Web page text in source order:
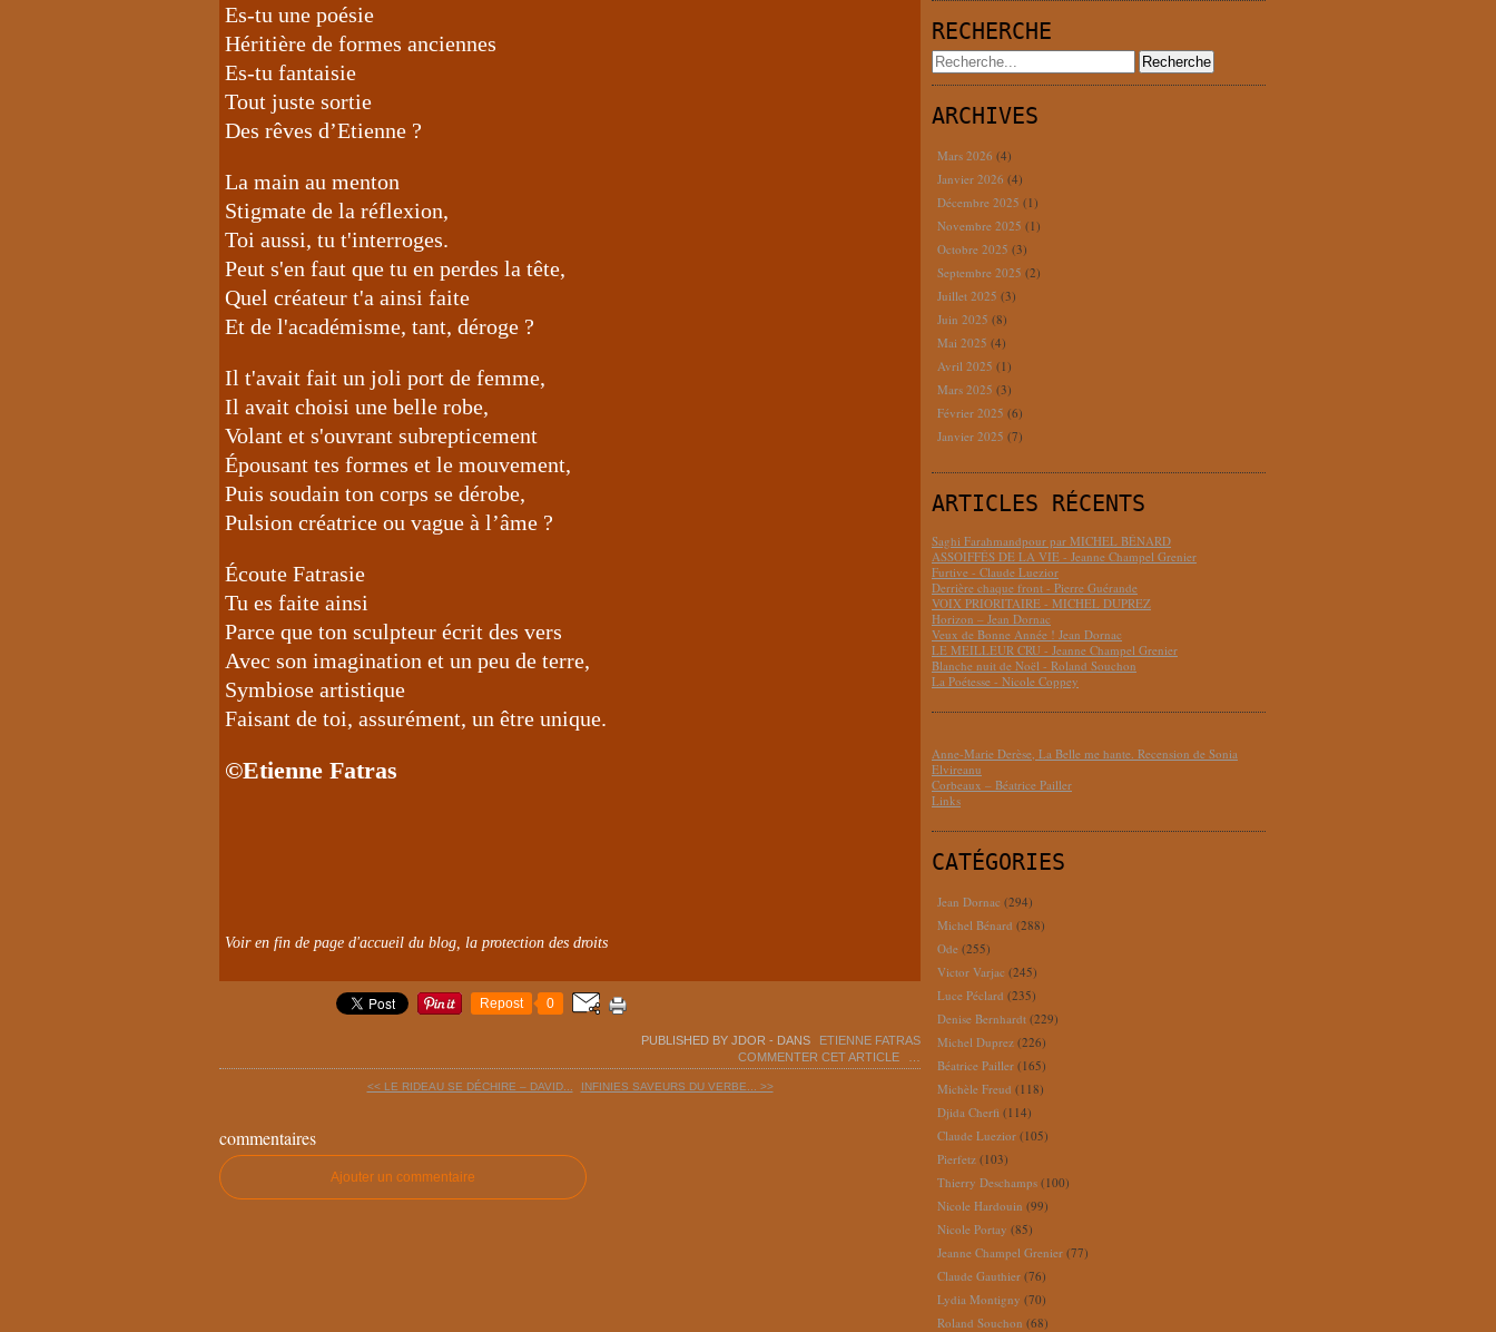
Es-tu une poésie
Héritière de formes anciennes
Es-tu fantaisie
Tout juste sortie
Des rêves d’Etienne ?
La main au menton
Stigmate de la réflexion,
Toi aussi, tu t'interroges.
Peut s'en faut que tu en perdes la tête,
Quel créateur t'a ainsi faite
Et de l'académisme, tant, déroge ?
Il t'avait fait un joli port de femme,
Il avait choisi une belle robe,
Volant et s'ouvrant subrepticement
Épousant tes formes et le mouvement,
Puis soudain ton corps se dérobe,
Pulsion créatrice ou vague à l’âme ?
Écoute Fatrasie
Tu es faite ainsi
Parce que ton sculpteur écrit des vers
Avec son imagination et un peu de terre,
Symbiose artistique
Faisant de toi, assurément, un être unique.
©Etienne Fatras
Voir en fin de page d'accueil du blog, la protection des droits
Repost 0
PUBLISHED BY JDOR - DANS
ETIENNE FATRAS
COMMENTER CET ARTICLE
<< LE RIDEAU SE DÉCHIRE – DAVID... INFINIES SAVEURS DU VERBE... >>
commentaires
Ajouter un commentaire
RECHERCHE
ARCHIVES
Mars 2026 (4)
Janvier 2026 (4)
Décembre 2025 (1)
Novembre 2025 (1)
Octobre 2025 (3)
Septembre 2025 (2)
Juillet 2025 (3)
Juin 2025 (8)
Mai 2025 (4)
Avril 2025 (1)
Mars 2025 (3)
Février 2025 (6)
Janvier 2025 (7)
ARTICLES RÉCENTS
Saghi Farahmandpour par MICHEL BÉNARD
ASSOIFFÉS DE LA VIE - Jeanne Champel Grenier
Furtive - Claude Luezior
Derrière chaque front - Pierre Guérande
VOIX PRIORITAIRE - MICHEL DUPREZ
Horizon – Jean Dornac
Veux de Bonne Année ! Jean Dornac
LE MEILLEUR CRU - Jeanne Champel Grenier
Blanche nuit de Noël - Roland Souchon
La Poétesse - Nicole Coppey
Anne-Marie Derèse, La Belle me hante. Recension de Sonia
Elvireanu
Corbeaux – Béatrice Pailler
Links
CATÉGORIES
Jean Dornac (294)
Michel Bénard (288)
Ode (255)
Victor Varjac (245)
Luce Péclard (235)
Denise Bernhardt (229)
Michel Duprez (226)
Béatrice Pailler (165)
Michèle Freud (118)
Djida Cherfi (114)
Claude Luezior (105)
Pierfetz (103)
Thierry Deschamps (100)
Nicole Hardouin (99)
Nicole Portay (85)
Jeanne Champel Grenier (77)
Claude Gauthier (76)
Lydia Montigny (70)
Roland Souchon (68)